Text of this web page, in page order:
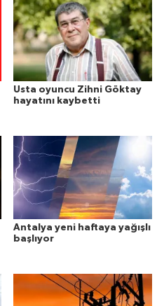
Usta oyuncu Zihni Göktay
hayatını kaybetti
Antalya yeni haftaya yağışlı
başlıyor